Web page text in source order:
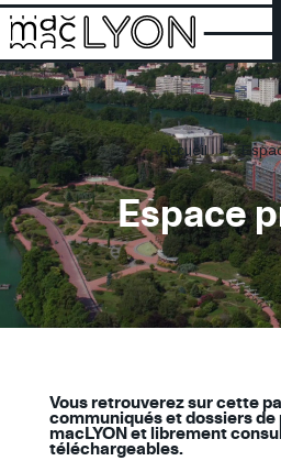
Aller
au
contenu
principal
Bienvenue sur
Accueil
Titre
de
la
page
Espace
Paragraphe
Vous retrouverez sur cette
communiqués et dossiers
macLYON et librement
téléchargeables.